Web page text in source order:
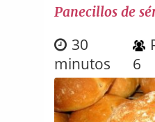
Panecillos de
30
minutos
6